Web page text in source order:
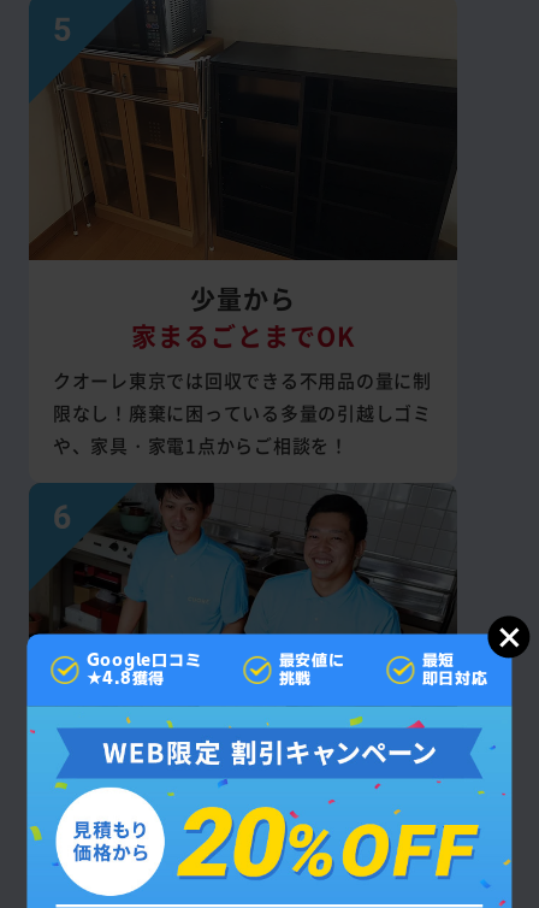
少量から
家まるごとまでOK
クオーレ東京では回収できる不用品の量に制
限なし！廃棄に困っている多量の引越しゴミ
や、家具・家電1点からご相談を！
見積もり後の
追加料金なし
お支払いいただく回収・作業費は契約成立後
に追加で回収を依頼しない限り、原則として
Google口コミ
★4.8獲得
最安値に
挑戦
最短
即日対応